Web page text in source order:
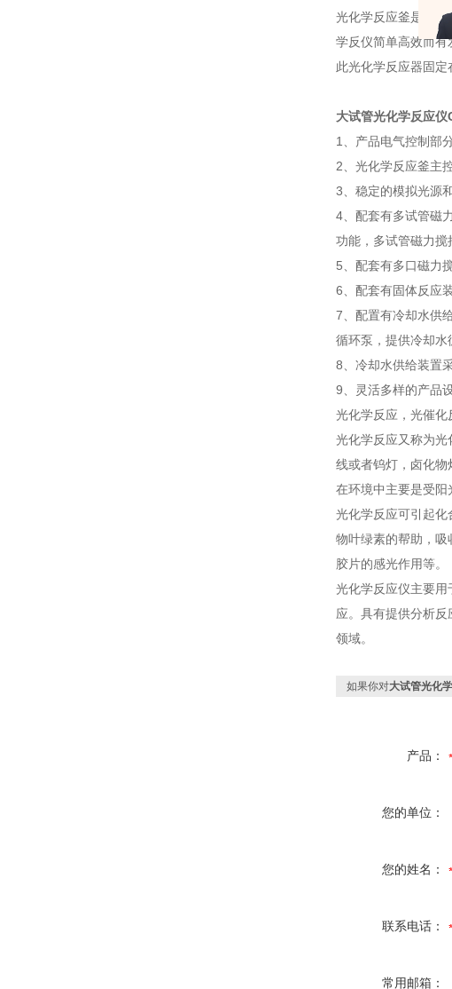
光化学反应釜是近
学反仪简单高效而
此光化学反应器固定
大试管光化学反应
1、产品电气控制部
2、光化学反应釜主
3、稳定的模拟光源
4、配套有多试管磁
功能，多试管磁力搅
5、配套有多口磁力
6、配套有固体反应
7、配置有冷却水供
循环泵，提供冷却水
8、冷却水供给装置
9、灵活多样的产品
光化学反应，光催化
光化学反应又称为
线或者钨灯，卤化
在环境中主要是受阳
光化学反应可引起
物叶绿素的帮助，吸
胶片的感光作用等。
光化学反应仪主要
应。具有提供分析
领域。
如果你对大试管光化
产品：
您的单位：
您的姓名：
联系电话：
常用邮箱：